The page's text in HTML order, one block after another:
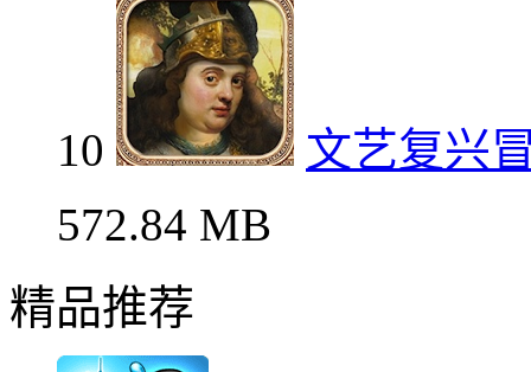
10
文艺复兴
572.84 MB
精品推荐